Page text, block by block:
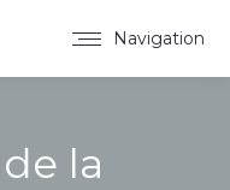
Navigation
la